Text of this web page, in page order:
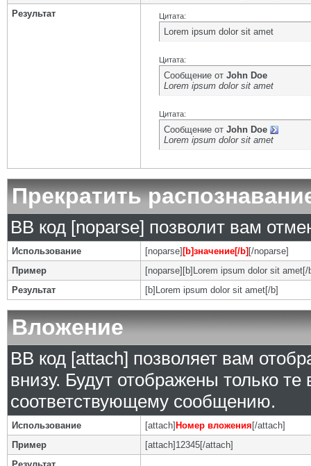
Результат
Цитата:
Lorem ipsum dolor sit amet
Цитата:
Сообщение от John Doe
Lorem ipsum dolor sit amet
Цитата:
Сообщение от John Doe
Lorem ipsum dolor sit amet
Прекратить
BB код [noparse] позволит вам
Использование [noparse] [b]значение[/b] [/noparse]
Пример
[noparse][b]Lorem ipsum dolor sit amet[/
Результат
[b]Lorem ipsum dolor sit amet[/b]
Вложение
BB код [attach] позволяет вам
внизу. Будут отображены только
соответствующему сообщению.
Использование [attach] Номер вложения [/attach]
Пример
[attach]12345[/attach]